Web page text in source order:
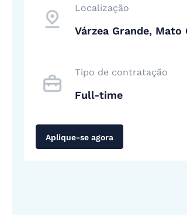
Localização
Várzea Grande, Mato
Tipo de contratação
Full-time
Aplique-se agora